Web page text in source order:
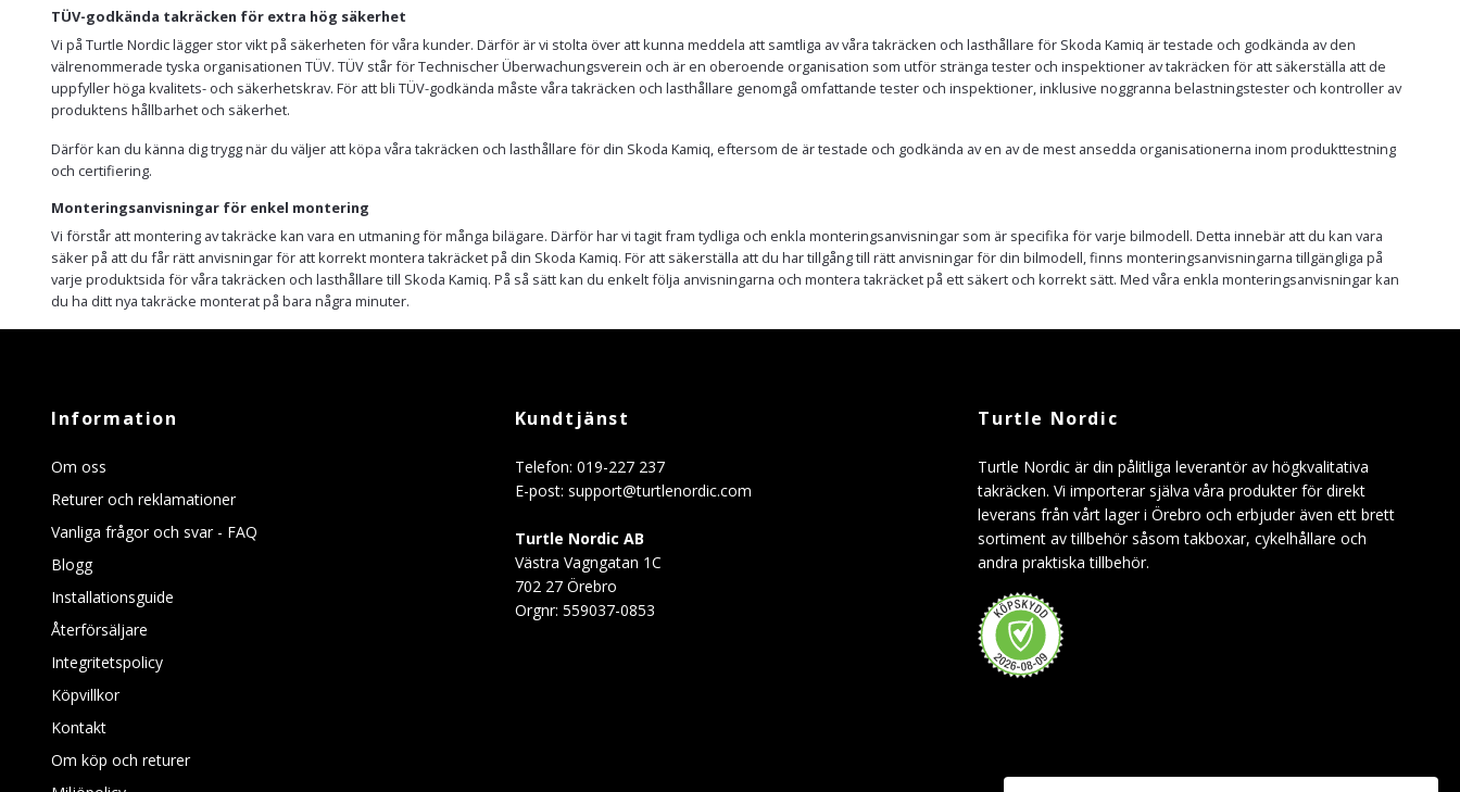
TÜV-godkända takräcken för extra hög säkerhet
Vi på Turtle Nordic lägger stor vikt på säkerheten för våra kunder. Därför är vi stolta över att kunna meddela att samtliga av våra takräcken och lasthållare för Skoda Kamiq är testade och godkända av den
välrenommerade tyska organisationen TÜV. TÜV står för Technischer Überwachungsverein och är en oberoende organisation som utför stränga tester och inspektioner av takräcken för att säkerställa att de
uppfyller höga kvalitets- och säkerhetskrav. För att bli TÜV-godkända måste våra takräcken och lasthållare genomgå omfattande tester och inspektioner, inklusive noggranna belastningstester och kontroller av
produktens hållbarhet och säkerhet.
Därför kan du känna dig trygg när du väljer att köpa våra takräcken och lasthållare för din Skoda Kamiq, eftersom de är testade och godkända av en av de mest ansedda organisationerna inom produkttestning
och certifiering.
Monteringsanvisningar för enkel montering
Vi förstår att montering av takräcke kan vara en utmaning för många bilägare. Därför har vi tagit fram tydliga och enkla monteringsanvisningar som är specifika för varje bilmodell. Detta innebär att du kan vara
säker på att du får rätt anvisningar för att korrekt montera takräcket på din Skoda Kamiq. För att säkerställa att du har tillgång till rätt anvisningar för din bilmodell, finns monteringsanvisningarna tillgängliga på
varje produktsida för våra takräcken och lasthållare till Skoda Kamiq. På så sätt kan du enkelt följa anvisningarna och montera takräcket på ett säkert och korrekt sätt. Med våra enkla monteringsanvisningar kan
du ha ditt nya takräcke monterat på bara några minuter.
Information
Om oss
Returer och reklamationer
Vanliga frågor och svar - FAQ
Blogg
Installationsguide
Återförsäljare
Integritetspolicy
Köpvillkor
Kontakt
Om köp och returer
Kundtjänst
Telefon: 019-227 237
E-post: support@turtlenordic.com
Turtle Nordic AB
Västra Vagngatan 1C
702 27 Örebro
Orgnr: 559037-0853
Turtle Nordic
Turtle Nordic är din pålitliga leverantör av högkvalitativa
takräcken. Vi importerar själva våra produkter för direkt
leverans från vårt lager i Örebro och erbjuder även ett brett
sortiment av tillbehör såsom takboxar, cykelhållare och
andra praktiska tillbehör.